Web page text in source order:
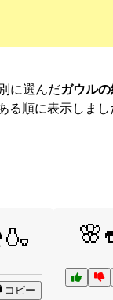
に選んだガウル
る順に表示しま
コピー